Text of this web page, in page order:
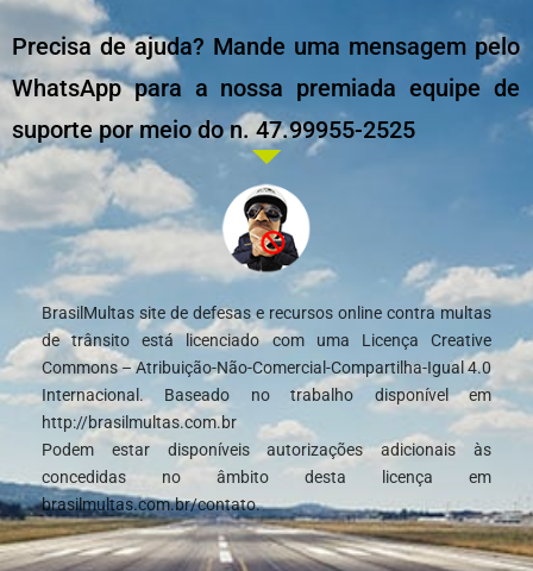
Precisa de ajuda? Mande uma mensagem pelo
WhatsApp para a nossa premiada equipe de
suporte por meio do n. 47.99955-2525
BrasilMultas site de defesas e recursos online contra multas
de trânsito está licenciado com uma Licença Creative
Commons – Atribuição-Não-Comercial-Compartilha-Igual 4.0
Internacional. Baseado no trabalho disponível em
http://brasilmultas.com.br
Podem estar disponíveis autorizações adicionais às
concedidas no âmbito desta licença em
brasilmultas.com.br/contato.